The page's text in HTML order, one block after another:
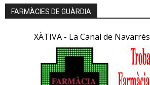
FARMÀCIES DE GUÀRDIA
XÀTIVA - La Canal de Navarrés